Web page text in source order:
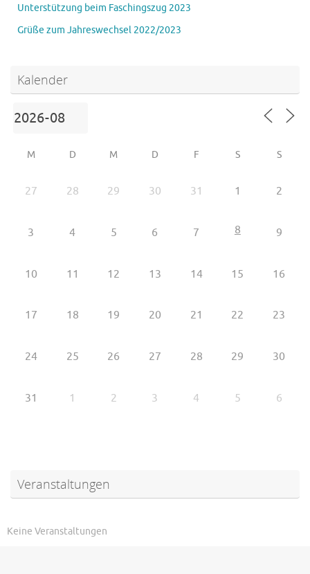
Unterstützung beim Faschingszug 2023
Grüße zum Jahreswechsel 2022/2023
Kalender
M D M D F S S
27 28 29 30 31 1 2
3 4 5 6 7 8 9
10 11 12 13 14 15 16
17 18 19 20 21 22 23
24 25 26 27 28 29 30
31 1 2 3 4 5 6
Veranstaltungen
Keine Veranstaltungen